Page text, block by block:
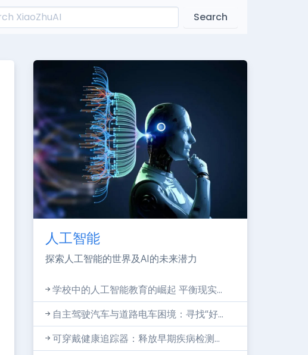
Search
人工智能
探索人工智能的世界及AI的未来潜力
学校中的人工智能教育的崛起 平衡现实...
自主驾驶汽车与道路电车困境：寻找“好...
可穿戴健康追踪器：释放早期疾病检测...